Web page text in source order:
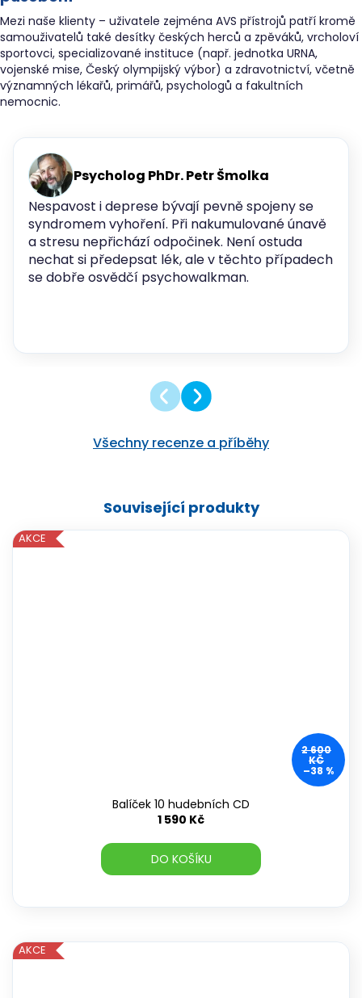
Mezi naše klienty – uživatele zejména AVS přístrojů patří kromě
samouživatelů také desítky českých herců a zpěváků, vrcholoví
sportovci, specializované instituce (např. jednotka URNA,
vojenské mise, Český olympijský výbor) a zdravotnictví, včetně
významných lékařů, primářů, psychologů a fakultních
nemocnic.
Psycholog PhDr. Petr Šmolka
Nespavost i deprese bývají pevně spojeny se
syndromem vyhoření. Při nakumulované únavě
a stresu nepřichází odpočinek. Není ostuda
nechat si předepsat lék, ale v těchto případech
se dobře osvědčí psychowalkman.
Všechny recenze a příběhy
Související produkty
AKCE
2 600
KČ
–38 %
Balíček 10 hudebních CD
1 590 Kč
DO KOŠÍKU
AKCE